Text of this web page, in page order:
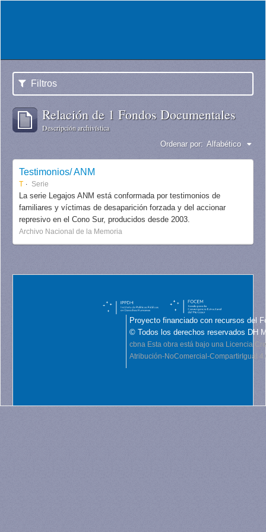
Filtros
Relación de 1 Fondos Documentales
Descripción archivística
Ordenar por: Alfabético
Testimonios/ ANM
T Serie
La serie Legajos ANM está conformada por testimonios de
familiares y víctimas de desaparición forzada y del accionar
represivo en el Cono Sur, producidos desde 2003.
Archivo Nacional de la Memoria
Proyecto financiado con recursos del
© Todos los derechos reservados DH
cbna Esta obra está bajo una Licencia
Atribución-NoComercial-CompartirIgual